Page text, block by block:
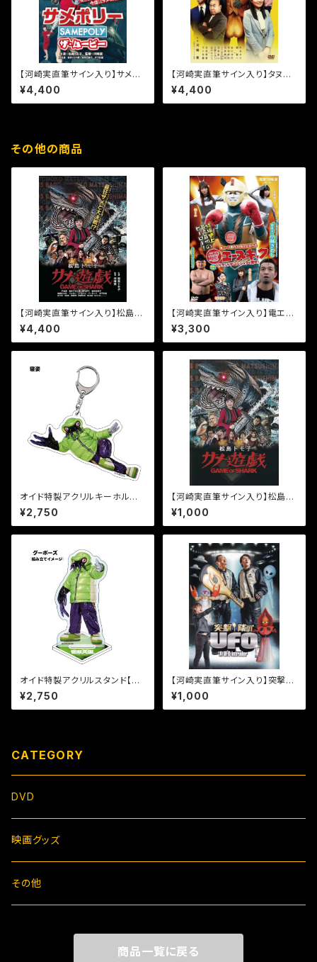
【河崎実直筆サイン入り】サメポ
リー ザ・ムービー [DVD]
¥4,400
【河崎実直筆サイン入り】タヌキ
社長［DVD］
¥4,400
その他の商品
【河崎実直筆サイン入り】松島ト
モ子サメ遊戯 [DVD]
¥4,400
【河崎実直筆サイン入り】電エー
スキック［DVD］
¥3,300
オイド特製アクリルキーホルダ
ー【寝姿】
¥2,750
【河崎実直筆サイン入り】松島ト
モ子サメ遊戯パンフレット
¥1,000
オイド特製アクリルスタンド【グ
ーポーズ】
¥2,750
【河崎実直筆サイン入り】突撃！
隣のUFOパンフレット
¥1,000
CATEGORY
DVD
映画グッズ
その他
商品一覧に戻る